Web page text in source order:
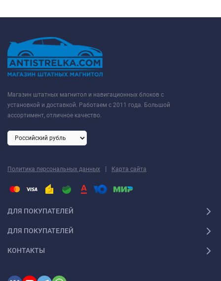
Магазин штатных магнитол и навигационных блоков с
установкой и доставкой. Работаем с 2011 года. Большой
ассортимент, отличное качество.
Политика персональных данных | Карта сайта
ДЛЯ ПОКУПАТЕЛЕЙ
ДЛЯ ПОКУПАТЕЛЕЙ
КОНТАКТЫ